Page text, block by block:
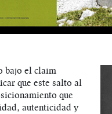
bajo el claim
que este salto al
que
autenticidad y